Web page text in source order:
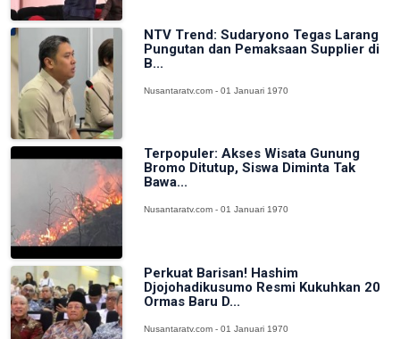
NTV Trend: Sudaryono Tegas Larang
Pungutan dan Pemaksaan Supplier di
B...
Nusantaratv.com - 01 Januari 1970
Terpopuler: Akses Wisata Gunung
Bromo Ditutup, Siswa Diminta Tak
Bawa...
Nusantaratv.com - 01 Januari 1970
Perkuat Barisan! Hashim
Djojohadikusumo Resmi Kukuhkan 20
Ormas Baru D...
Nusantaratv.com - 01 Januari 1970